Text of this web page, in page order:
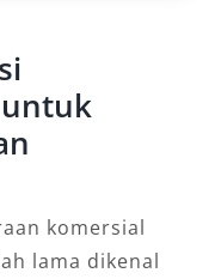
komersial
lama dikenal